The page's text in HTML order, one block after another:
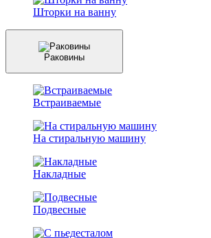
Шторки на ванну
Раковины
Встраиваемые
На стиральную машину
Накладные
Подвесные